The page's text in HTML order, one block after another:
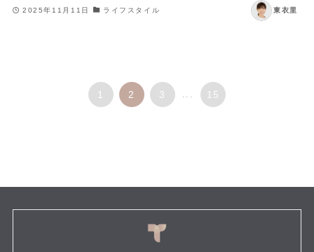
2025年11月11日 ライフスタイル 東衣里
1 2 3 ... 15